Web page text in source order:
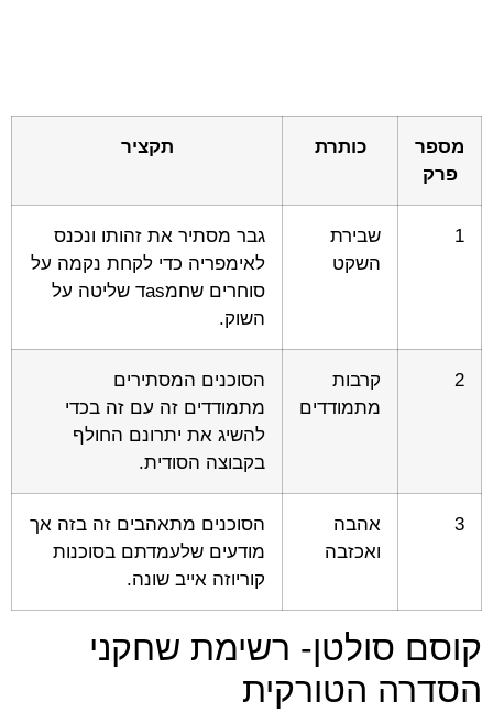
מספר
פרק
כותרת תקציר
1
שבירת
השקט
גבר מסתיר את זהותו ונכנס
לאימפריה כדי לקחת נקמה על
סוחרים שחמasד שליטה על
השוק.
2
קרבות
מתמודדים
הסוכנים המסתירים
מתמודדים זה עם זה בכדי
להשיג את יתרונם החולף
בקבוצה הסודית.
3
אהבה
ואכזבה
הסוכנים מתאהבים זה בזה אך
מודעים שלעמדתם בסוכנות
קוריוזה אייב שונה.
קוסם סולטן- רשימת שחקני
הסדרה הטורקית